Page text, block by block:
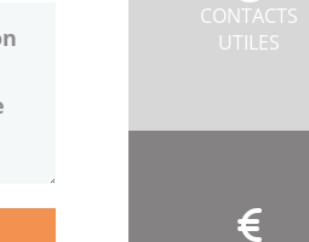
CONTACTS
UTILES